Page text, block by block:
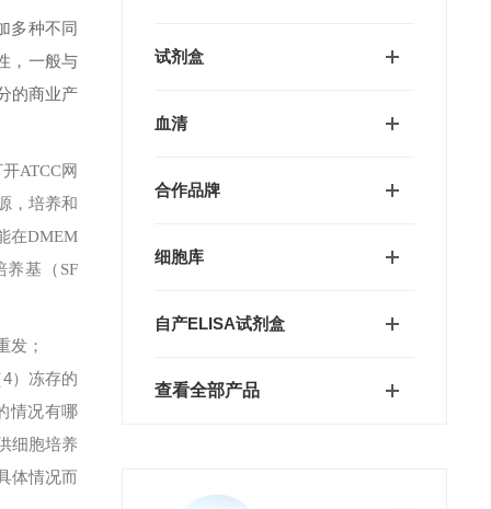
试剂盒
血清
合作品牌
细胞库
自产ELISA试剂盒
查看全部产品
多种不同
，一般与
的商业产
ATCC网
，培养和
在DMEM
基（SF
；
冻存的
情况有哪
胞培养
情况而